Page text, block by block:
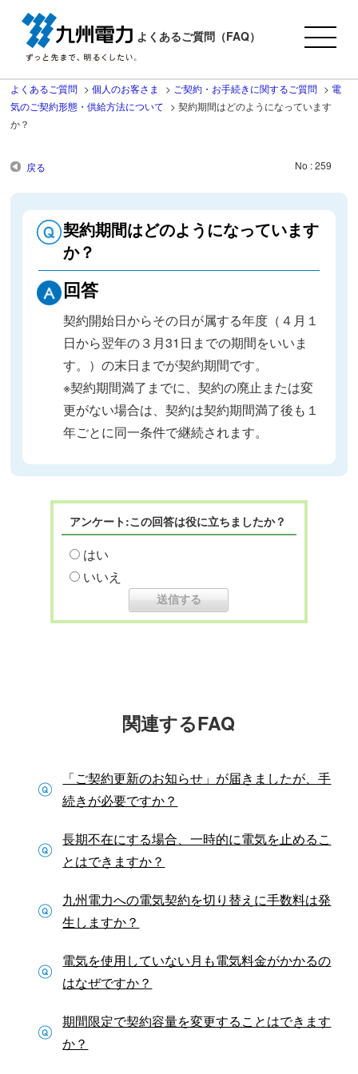
よくあるご質問（FAQ）
よくあるご質問 >個人のお客さま > ご契約・お手続きに関するご質問 > 電
気のご契約形態・供給方法について >契約期間はどのようになっています
か？
戻る No : 259
契約期間はどのようになっています
か？
回答
契約開始日からその日が属する年度（４月１
日から翌年の３月31日までの期間をいいま
す。）の末日までが契約期間です。
※契約期間満了までに、契約の廃止または変
更がない場合は、契約は契約期間満了後も１
年ごとに同一条件で継続されます。
アンケート:この回答は役に立ちましたか？
はい
いいえ
関連するFAQ
「ご契約更新のお知らせ」が届きましたが、手
続きが必要ですか？
長期不在にする場合、一時的に電気を止めるこ
とはできますか？
九州電力への電気契約を切り替えに手数料は発
生しますか？
電気を使用していない月も電気料金がかかるの
はなぜですか？
期間限定で契約容量を変更することはできます
か？